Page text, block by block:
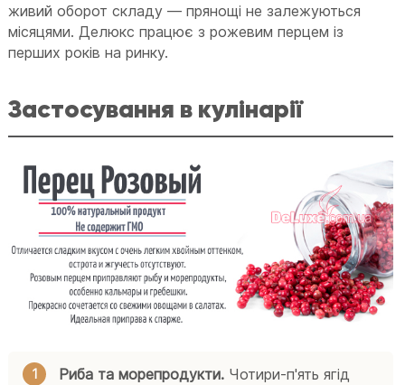
живий оборот складу — прянощі не залежуються
місяцями. Делюкс працює з рожевим перцем із
перших років на ринку.
Застосування в кулінарії
Риба та морепродукти. Чотири-п'ять ягід